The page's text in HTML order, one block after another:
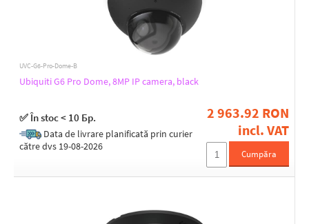
UVC-G6-Pro-Dome-B
Ubiquiti G6 Pro Dome, 8MP IP camera, black
✅ În stoc < 10 Бр.
Data de livrare planificată prin curier
către dvs 19-08-2026
2 963.92 RON
incl. VAT
Cumpăra